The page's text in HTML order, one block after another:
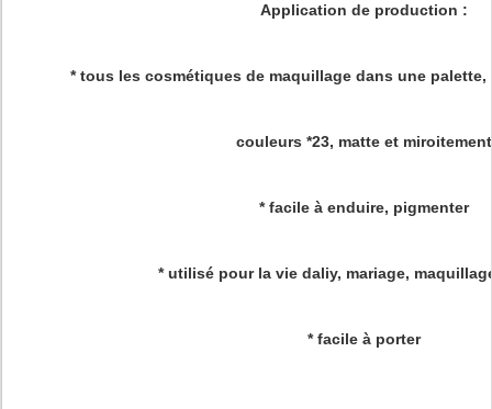
Application de production :
* tous les cosmétiques de maquillage dans une
couleurs *23, matte et miroitement
* facile à enduire, pigmenter
* utilisé pour la vie daliy, mariage,
* facile à porter